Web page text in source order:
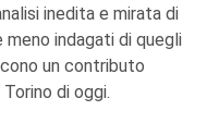
inedita e mirata di
indagati di quegli
un contributo
di oggi.